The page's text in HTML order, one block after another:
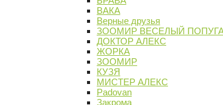
ВАКА
Верные друзья
ЗООМИР ВЕСЕЛЫЙ
ДОКТОР АЛЕКС
ЖОРКА
ЗООМИР
КУЗЯ
МИСТЕР АЛЕКС
Padovan
Закрома